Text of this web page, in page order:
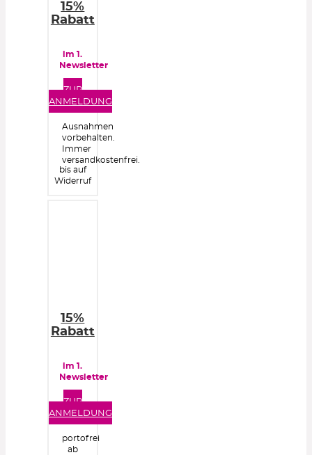
15%
Rabatt
im 1.
Newsletter
ZUR
ANMELDUNG
Ausnahmen
vorbehalten.
Immer
versandkostenfrei.
bis auf
Widerruf
15%
Rabatt
im 1.
Newsletter
ZUR
ANMELDUNG
portofrei
ab